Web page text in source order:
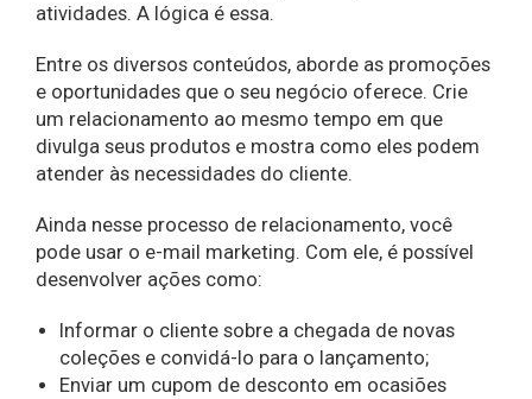
atividades. A lógica é essa.
Entre os diversos conteúdos, aborde as promoções
e oportunidades que o seu negócio oferece. Crie
um relacionamento ao mesmo tempo em que
divulga seus produtos e mostra como eles podem
atender às necessidades do cliente.
Ainda nesse processo de relacionamento, você
pode usar o e-mail marketing. Com ele, é possível
desenvolver ações como:
Informar o cliente sobre a chegada de novas
coleções e convidá-lo para o lançamento;
Enviar um cupom de desconto em ocasiões